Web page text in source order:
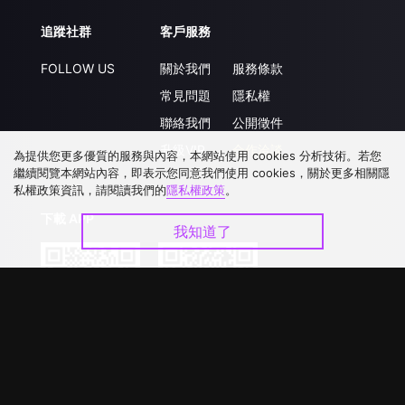
追蹤社群
FOLLOW US
客戶服務
關於我們
常見問題
聯絡我們
升級VIP
服務條款
隱私權
公開徵件
合作洽談
下載 APP
為提供您更多優質的服務與內容，本網站使用 cookies 分析技術。若您
繼續閱覽本網站內容，即表示您同意我們使用 cookies，關於更多相關隱
私權政策資訊，請閱讀我們的隱私權政策。
我知道了